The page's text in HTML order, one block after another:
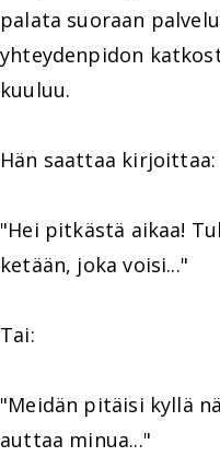
palata suoraan
yhteydenpidon
kuuluu.
Hän saattaa kirjoittaa:
"Hei pitkästä aikaa!
ketään, joka voisi..."
Tai:
"Meidän pitäisi kyllä
auttaa minua..."